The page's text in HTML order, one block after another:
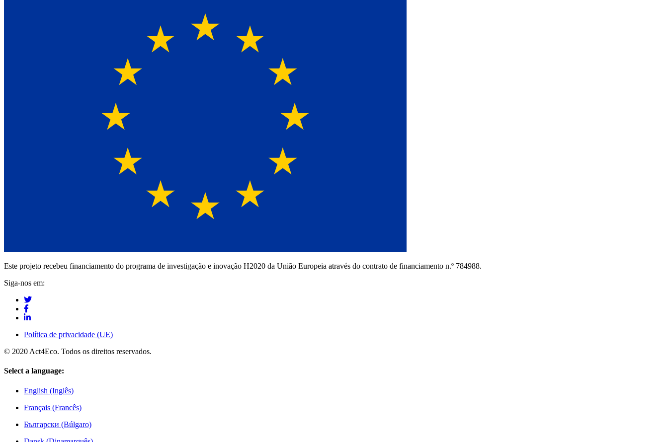
Este projeto recebeu financiamento do programa de investigação e inovação H2020 da União Europeia através do contrato de financiamento n.º 784988.
Siga-nos em:
Política de privacidade (UE)
© 2020 Act4Eco. Todos os direitos reservados.
Select a language:
English (Inglês)
Français (Francês)
Български (Búlgaro)